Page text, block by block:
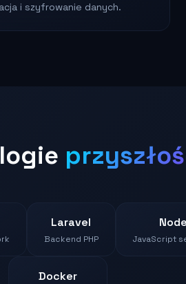
i szyfrowanie danych.
Laravel
Backend PHP JavaScript
Docker